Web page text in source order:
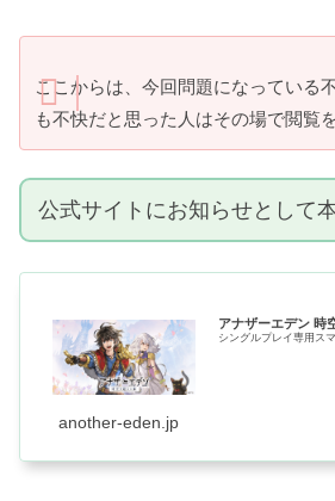
ここからは、今回問題になっている
も不快だと思った人はその場で閲覧
公式サイトにお知らせとして
アナザーエデン 時
シングルプレイ専用ス
another-eden.jp